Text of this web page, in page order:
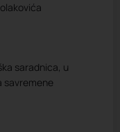
saradnica, u
savremene